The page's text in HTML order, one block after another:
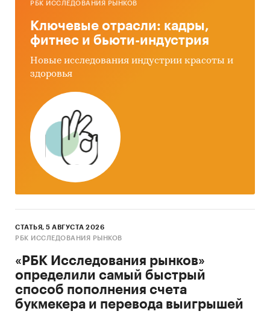
Выводы по исследованию
Источники информации:
Базы данных государственных органов
статистики
Данные Федеральной налоговой службы
Открытые источники (сайты, порталы)
Официальные интернет-порталы правовой
информации
Сайты компаний
Архивы СМИ
Инсайдерские источники
Специализированные аналитические
порталы
РБК ИССЛЕДОВАНИЯ РЫНКОВ
Ключевые отрасли: кадры,
фитнес и бьюти-индустрия
Новые исследования индустрии красоты и
здоровья
СТАТЬЯ, 5 АВГУСТА 2026
РБК ИССЛЕДОВАНИЯ РЫНКОВ
«РБК Исследования рынков»
определили самый быстрый
способ пополнения счета
букмекера и перевода выигрышей